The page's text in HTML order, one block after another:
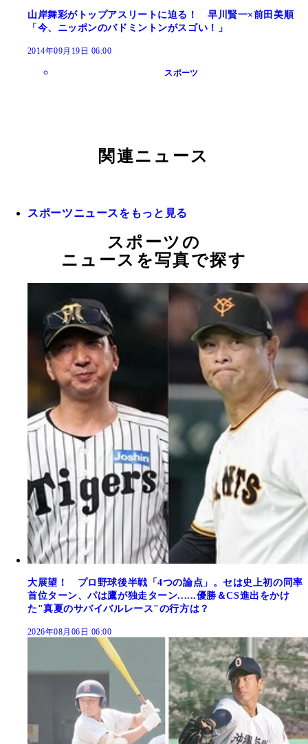
山岸舞彩がトップアスリートに迫る！ 早川賢一×前田美順
「今、ニッポンのバドミントンがスゴい！」
2014年09月19日 06:00
スポーツ
関連ニュース
スポーツニュースをもっと見る
スポーツの
ニュースを写真で探す
大展望！ プロ野球後半戦「4つの論点」。セは史上初の同率
首位ターン、パは鷹が独走ターン......優勝＆CS進出をかけ
た"真夏のサバイバルレース"の行方は？
2026年08月06日 06:00